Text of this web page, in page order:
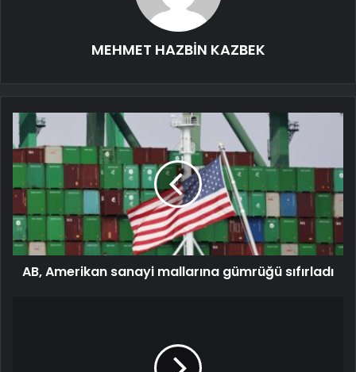
MEHMET HAZBİN KAZBEK
AB, Amerikan sanayi mallarına gümrüğü sıfırladı